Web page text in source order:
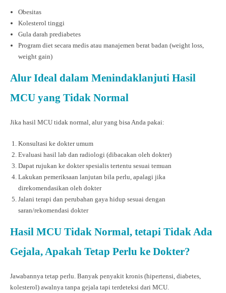
Obesitas
Kolesterol tinggi
Gula darah prediabetes
Program diet secara medis atau manajemen berat badan (weight loss,
weight gain)
Alur Ideal dalam Menindaklanjuti Hasil
MCU yang Tidak Normal
Jika hasil MCU tidak normal, alur yang bisa Anda pakai:
Konsultasi ke dokter umum
Evaluasi hasil lab dan radiologi (dibacakan oleh dokter)
Dapat rujukan ke dokter spesialis tertentu sesuai temuan
Lakukan pemeriksaan lanjutan bila perlu, apalagi jika
direkomendasikan oleh dokter
Jalani terapi dan perubahan gaya hidup sesuai dengan
saran/rekomendasi dokter
Hasil MCU Tidak Normal, tetapi Tidak Ada
Gejala, Apakah Tetap Perlu ke Dokter?
Jawabannya tetap perlu. Banyak penyakit kronis (hipertensi, diabetes,
kolesterol) awalnya tanpa gejala tapi terdeteksi dari MCU.